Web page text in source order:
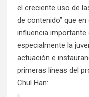
el creciente uso de
de contenido” que
influencia importante
especialmente la
actuación e
primeras líneas del
Chul Han: